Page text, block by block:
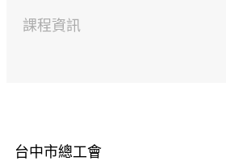
課程資訊
台中市總工會